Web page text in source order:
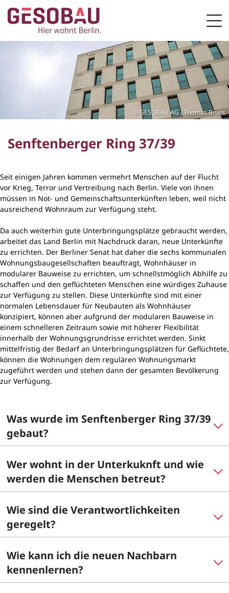
ZUM HAUPTINHALT SPRINGEN
Zur Startseite
GESOBAU AG / Thomas Bruns
Senftenberger Ring 37/39
Seit einigen Jahren kommen vermehrt Menschen auf der Flucht
vor Krieg, Terror und Vertreibung nach Berlin. Viele von ihnen
müssen in Not- und Gemeinschaftsunterkünften leben, weil nicht
ausreichend Wohnraum zur Verfügung steht.
Da auch weiterhin gute Unterbringungsplätze gebraucht werden,
arbeitet das Land Berlin mit Nachdruck daran, neue Unterkünfte
zu errichten. Der Berliner Senat hat daher die sechs kommunalen
Wohnungsbaugesellschaften beauftragt, Wohnhäuser in
modularer Bauweise zu errichten, um schnellstmöglich Abhilfe zu
schaffen und den geflüchteten Menschen eine würdiges Zuhause
zur Verfügung zu stellen. Diese Unterkünfte sind mit einer
normalen Lebensdauer für Neubauten als Wohnhäuser
konzipiert, können aber aufgrund der modularen Bauweise in
einem schnelleren Zeitraum sowie mit höherer Flexibilität
innerhalb der Wohnungsgrundrisse errichtet werden. Sinkt
mittelfristig der Bedarf an Unterbringungsplätzen für Geflüchtete,
können die Wohnungen dem regulären Wohnungsmarkt
zugeführt werden und stehen dann der gesamten Bevölkerung
zur Verfügung.
Was wurde im Senftenberger Ring 37/39
gebaut?
Wer wohnt in der Unterkuknft und wie
werden die Menschen betreut?
Wie sind die Verantwortlichkeiten
geregelt?
Wie kann ich die neuen Nachbarn
kennenlernen?